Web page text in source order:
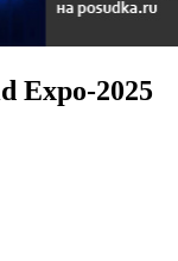
Expo-2025